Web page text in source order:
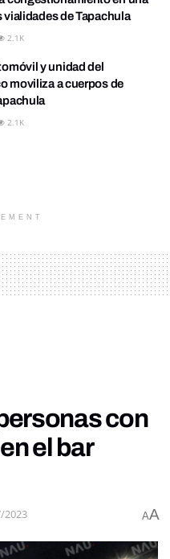
vialidades de Tapachula
2.1K
y unidad del
moviliza a cuerpos de
2.1K
con
el bar
2023 AA